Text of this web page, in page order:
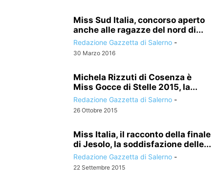
Miss Sud Italia, concorso aperto
anche alle ragazze del nord di...
Redazione Gazzetta di Salerno -
30 Marzo 2016
Michela Rizzuti di Cosenza è
Miss Gocce di Stelle 2015, la...
Redazione Gazzetta di Salerno -
26 Ottobre 2015
Miss Italia, il racconto della finale
di Jesolo, la soddisfazione delle...
Redazione Gazzetta di Salerno -
22 Settembre 2015